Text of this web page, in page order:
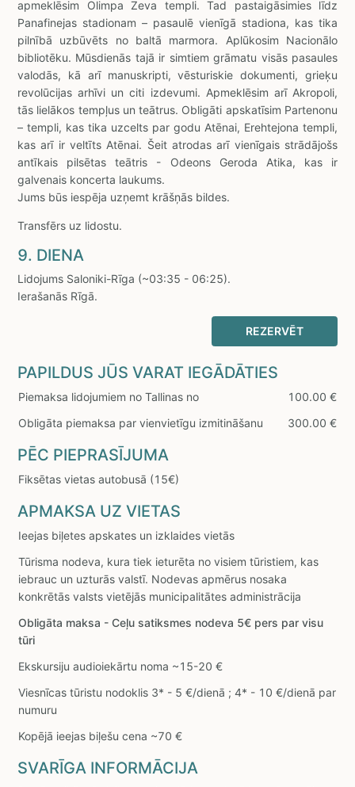
apmeklēsim Olimpa Zeva templi. Tad pastaigāsimies līdz
Panafinejas stadionam – pasaulē vienīgā stadiona, kas tika
pilnībā uzbūvēts no baltā marmora. Aplūkosim Nacionālo
bibliotēku. Mūsdienās tajā ir simtiem grāmatu visās pasaules
valodās, kā arī manuskripti, vēsturiskie dokumenti, grieķu
revolūcijas arhīvi un citi izdevumi. Apmeklēsim arī Akropoli,
tās lielākos tempļus un teātrus. Obligāti apskatīsim Partenonu
– templi, kas tika uzcelts par godu Atēnai, Erehtejona templi,
kas arī ir veltīts Atēnai. Šeit atrodas arī vienīgais strādājošs
antīkais pilsētas teātris - Odeons Geroda Atika, kas ir
galvenais koncerta laukums.
Jums būs iespēja uzņemt krāšņās bildes.
Transfērs uz lidostu.
9. DIENA
Lidojums Saloniki-Rīga (~03:35 - 06:25).
Ierašanās Rīgā.
REZERVĒT
PAPILDUS JŪS VARAT IEGĀDĀTIES
Piemaksa lidojumiem no Tallinas no
100.00 €
Obligāta piemaksa par vienvietīgu izmitināšanu
300.00 €
PĒC PIEPRASĪJUMA
Fiksētas vietas autobusā (15€)
APMAKSA UZ VIETAS
Ieejas biļetes apskates un izklaides vietās
Tūrisma nodeva, kura tiek ieturēta no visiem tūristiem, kas
iebrauc un uzturās valstī. Nodevas apmērus nosaka
konkrētās valsts vietējās municipalitātes administrācija
Obligāta maksa - Ceļu satiksmes nodeva 5€ pers par visu
tūri
Ekskursiju audioiekārtu noma ~15-20 €
Viesnīcas tūristu nodoklis 3* - 5 €/dienā ; 4* - 10 €/dienā par
numuru
Kopējā ieejas biļešu cena ~70 €
SVARĪGA INFORMĀCIJA